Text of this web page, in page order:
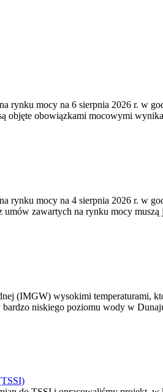
rynku mocy na 6 sierpnia 2026 r. w
objęte obowiązkami mocowymi
rynku mocy na 4 sierpnia 2026 r. w
zawartych na rynku mocy
(IMGW) wysokimi temperaturami,
niskiego poziomu wody w